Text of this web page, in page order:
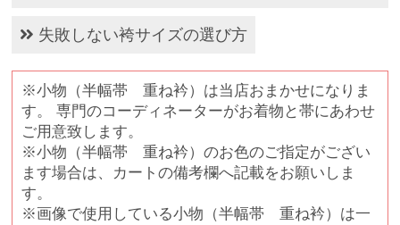
失敗しない袴サイズの選び方
※小物（半幅帯 重ね衿）は当店おまかせになりま
す。 専門のコーディネーターがお着物と帯にあわせ
ご用意致します。
※小物（半幅帯 重ね衿）のお色のご指定がござい
ます場合は、カートの備考欄へ記載をお願いしま
す。
※画像で使用している小物（半幅帯 重ね衿）は一